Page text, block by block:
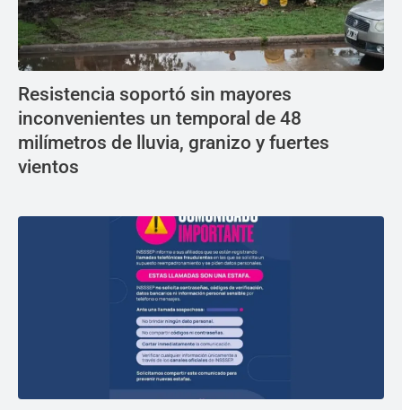
Resistencia soportó sin mayores
inconvenientes un temporal de 48
milímetros de lluvia, granizo y fuertes
vientos